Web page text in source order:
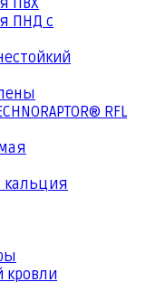
ПВХ
ПНД с
RFL
кальция
кровли